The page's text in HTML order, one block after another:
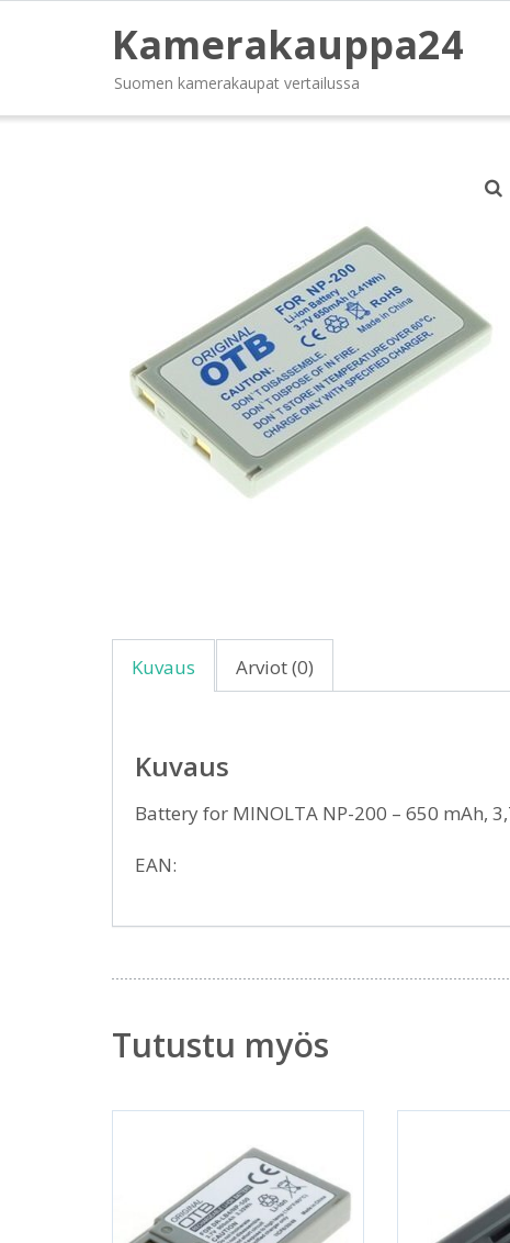
Kamerakauppa24
Suomen kamerakaupat vertailussa
Kuvaus Arviot (0)
Kuvaus
Battery for MINOLTA NP-200 – 650 mAh,
EAN:
Tutustu myös